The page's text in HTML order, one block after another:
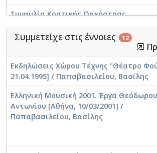
Συναυλία Κρατικής Ορχήστρας
Παπαβασιλείου, Βασίλης
Μέγαρο Μουσικής Αθηνών. Σύγχρονοι
Έλληνες Συνθέτες [Αθήνα, 06/01/1992] /
Παπαβασιλείου, Βασίλης
Η Συμφωνική Ορχήστρα του Δήμου
Παπαβασιλείου, Βασίλης
Συμμετείχε στις έννοιες 12
Εκδηλώσεις Χώρου Τέχνης "Θέατρο
21.04.1995] / Παπαβασιλείου, Βασίλης
Ελληνική Μουσική 2001. Έργα Θεόδωρου
Αντωνίου [Αθήνα, 10/03/2001] /
Παπαβασιλείου, Βασίλης